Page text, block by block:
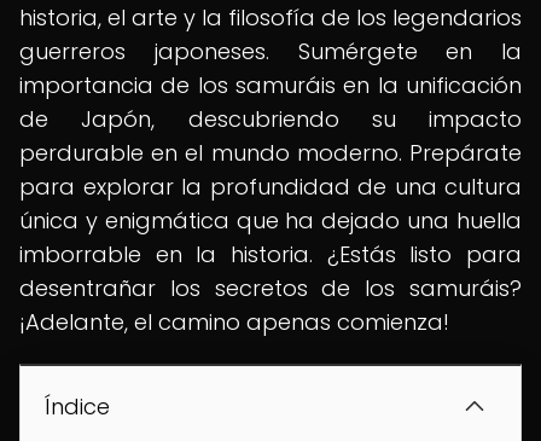
historia, el arte y la filosofía de los legendarios
guerreros japoneses. Sumérgete en la
importancia de los samuráis en la unificación
de Japón, descubriendo su impacto
perdurable en el mundo moderno. Prepárate
para explorar la profundidad de una cultura
única y enigmática que ha dejado una huella
imborrable en la historia. ¿Estás listo para
desentrañar los secretos de los samuráis?
¡Adelante, el camino apenas comienza!
Índice